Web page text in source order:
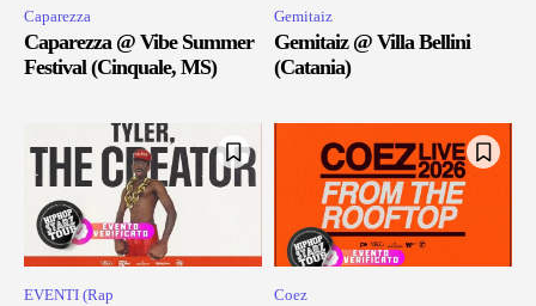
Caparezza
Caparezza @ Vibe Summer
Festival (Cinquale, MS)
Gemitaiz
Gemitaiz @ Villa Bellini
(Catania)
EVENTI (Rap Coez